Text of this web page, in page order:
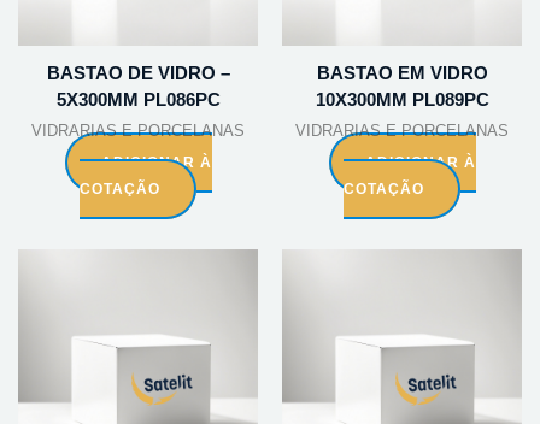
BASTAO DE VIDRO –
5X300MM PL086PC
VIDRARIAS E PORCELANAS
ADICIONAR À
COTAÇÃO
BASTAO EM VIDRO
10X300MM PL089PC
VIDRARIAS E PORCELANAS
ADICIONAR À
COTAÇÃO